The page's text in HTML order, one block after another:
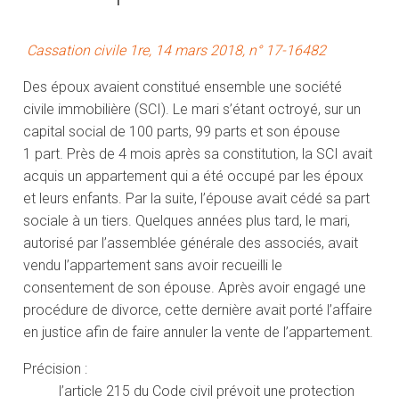
Cassation civile 1re, 14 mars 2018, n° 17-16482
Des époux avaient constitué ensemble une société
civile immobilière (SCI). Le mari s’étant octroyé, sur un
capital social de 100 parts, 99 parts et son épouse
1 part. Près de 4 mois après sa constitution, la SCI avait
acquis un appartement qui a été occupé par les époux
et leurs enfants. Par la suite, l’épouse avait cédé sa part
sociale à un tiers. Quelques années plus tard, le mari,
autorisé par l’assemblée générale des associés, avait
vendu l’appartement sans avoir recueilli le
consentement de son épouse. Après avoir engagé une
procédure de divorce, cette dernière avait porté l’affaire
en justice afin de faire annuler la vente de l’appartement.
Précision :
l’article 215 du Code civil prévoit une protection